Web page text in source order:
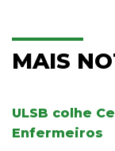
MAIS
ULSB colhe
Enfermeiros